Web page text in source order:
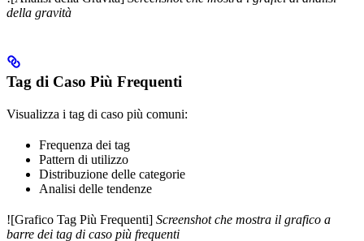
della gravità
Tag di Caso Più Frequenti
Visualizza i tag di caso più comuni:
Frequenza dei tag
Pattern di utilizzo
Distribuzione delle categorie
Analisi delle tendenze
![Grafico Tag Più Frequenti] Screenshot che mostra il grafico a
barre dei tag di caso più frequenti